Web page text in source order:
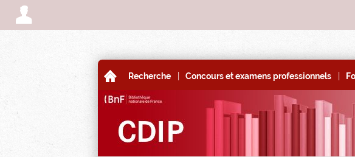
A
A Recherche | Concours et examens professionnels |